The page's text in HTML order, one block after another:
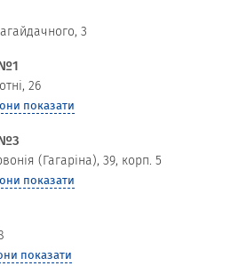
3
26
показати
(Гагаріна), 39, корп. 5
показати
показати